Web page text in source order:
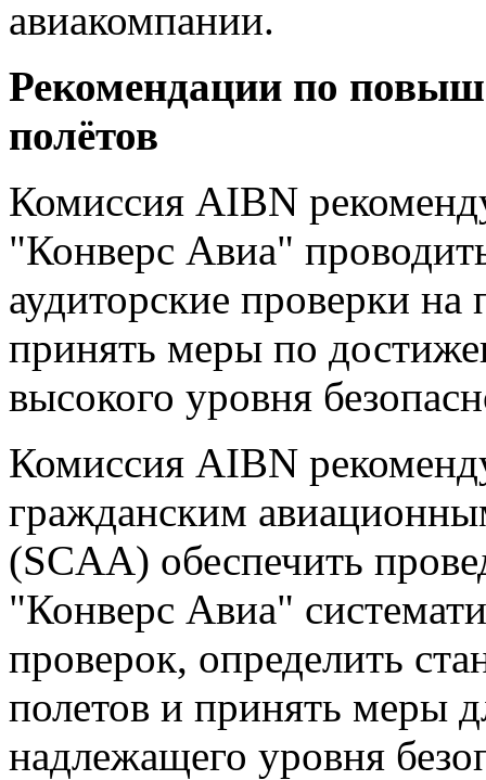
авиакомпании.
Рекомендации по
полётов
Комиссия AIBN
"Конверс Авиа"
аудиторские проверки
принять меры по
высокого уровня
Комиссия AIBN
гражданским
(SCAA) обеспечить
"Конверс Авиа"
проверок, определить
полетов и принять меры
надлежащего уровня